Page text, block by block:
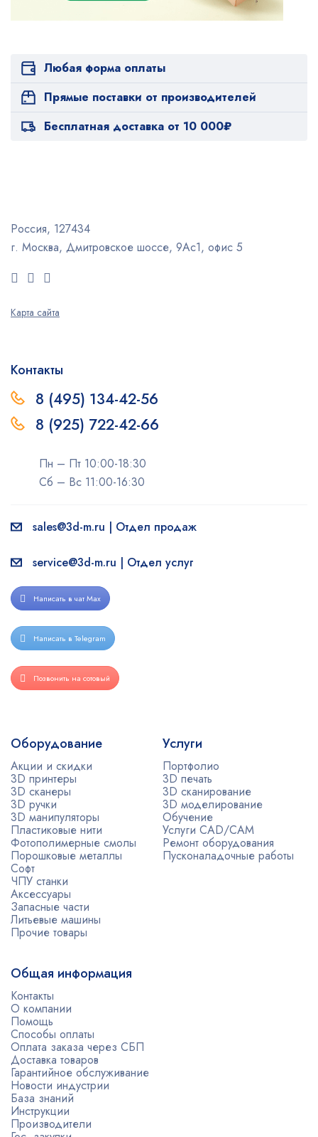
Любая форма оплаты
Прямые поставки от производителей
Бесплатная доставка от 10 000₽
Россия, 127434
г. Москва, Дмитровское шоссе, 9Ас1, офис 5
Карта сайта
Контакты
8 (495) 134-42-56
8 (925) 722-42-66
Пн – Пт 10:00-18:30
Сб – Вс 11:00-16:30
sales@3d-m.ru | Отдел продаж
service@3d-m.ru | Отдел услуг
Написать в чат Max
Написать в Telegram
Позвонить на сотовый
Оборудование
Акции и скидки
3D принтеры
3D сканеры
3D ручки
3D манипуляторы
Пластиковые нити
Фотополимерные смолы
Порошковые металлы
Софт
ЧПУ станки
Аксессуары
Запасные части
Литьевые машины
Прочие товары
Услуги
Портфолио
3D печать
3D сканирование
3D моделирование
Обучение
Услуги CAD/CAM
Ремонт оборудования
Пусконаладочные работы
Общая информация
Контакты
О компании
Помощь
Способы оплаты
Оплата заказа через СБП
Доставка товаров
Гарантийное обслуживание
Новости индустрии
База знаний
Инструкции
Производители